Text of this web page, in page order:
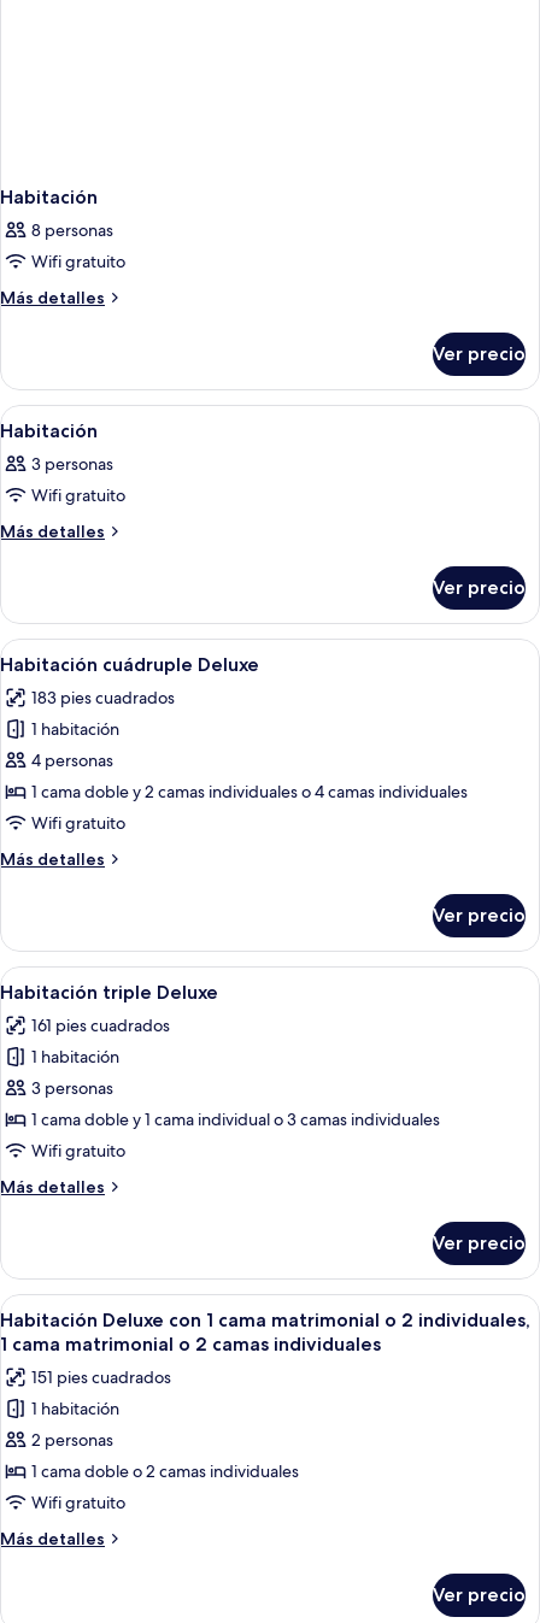
Habitación
8 personas
Wifi gratuito
Más detalles
Más
Ver precio
Abrir
todas
las
fotos
de
Un baño con inodoro, ducha,
1
Habitación
3 personas
Wifi gratuito
Más detalles
Más
Ver precio
Abrir
todas
las
fotos
de
Habitación
cuádruple
Una habitación de hotel con dos
5
Habitación cuádruple Deluxe
183 pies cuadrados
1 habitación
4 personas
1 cama doble y 2 camas individuales o 4 camas individuales
Wifi gratuito
Más detalles
Más
cuádruple
Deluxe
Ver precio
Abrir
todas
las
fotos
de
Habitación
triple
Habitación de hotel con dos camas,
4
Habitación triple Deluxe
161 pies cuadrados
1 habitación
3 personas
1 cama doble y 1 cama individual o 3 camas individuales
Wifi gratuito
Más detalles
Más
triple
Deluxe
Ver precio
Abrir
todas
las
fotos
de
Habitación
Deluxe
con
1
cama
o
Habitación de hotel con cama,
4
Habitación Deluxe con 1 cama matrimonial o 2 individuales,
1 cama matrimonial o 2 camas individuales
151 pies cuadrados
1 habitación
2 personas
1 cama doble o 2 camas individuales
Wifi gratuito
Más detalles
Más
Ver precio